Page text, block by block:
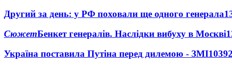
Другий за день: у РФ поховали ще одного генерала
СюжетБенкет генералів. Наслідки вибуху в Москві
Україна поставила Путіна перед дилемою - ЗМІ10392